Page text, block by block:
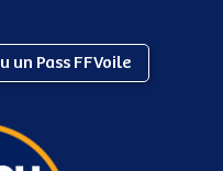
un Pass FFVoile